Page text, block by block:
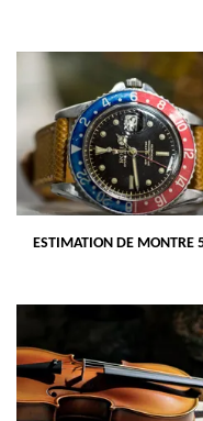
ESTIMATION DE MONTRE